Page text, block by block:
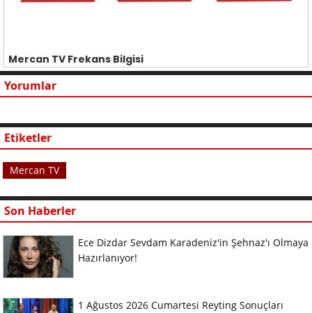
Mercan TV Frekans Bilgisi
Yorumlar
Etiketler
Mercan TV
Son Haberler
Ece Dizdar Sevdam Karadeniz'in Şehnaz'ı Olmaya
Hazırlanıyor!
1 Ağustos 2026 Cumartesi Reyting Sonuçları